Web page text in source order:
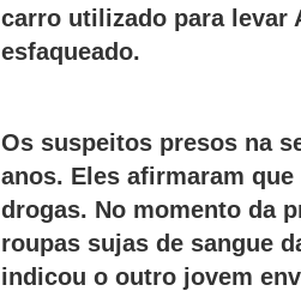
carro utilizado para levar
esfaqueado.
Os suspeitos presos na
anos. Eles afirmaram
drogas. No momento da
roupas sujas de sangue
indicou o outro jovem